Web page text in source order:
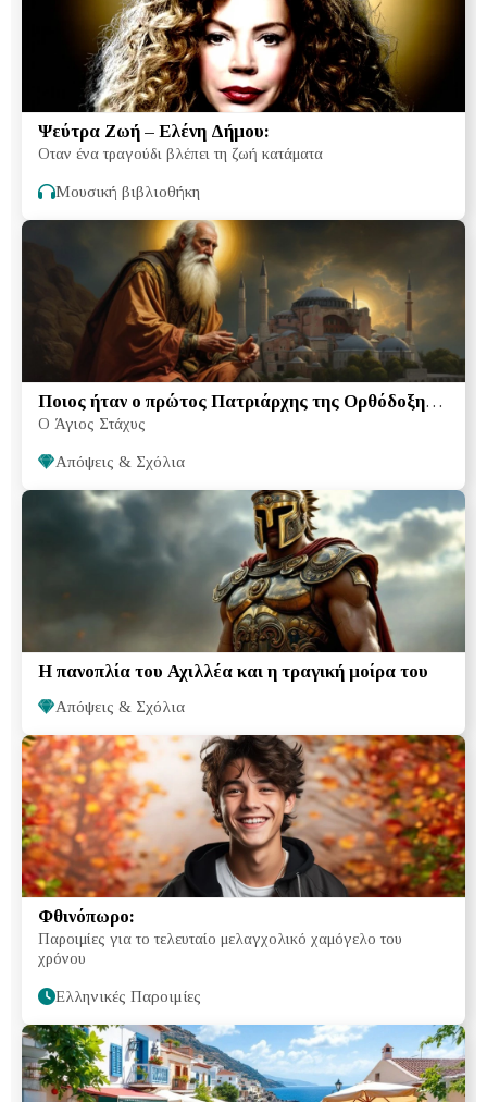
Ψεύτρα Ζωή – Ελένη Δήμου:
Οταν ένα τραγούδι βλέπει τη ζωή κατάματα
Μουσική βιβλιοθήκη
Ποιος ήταν ο πρώτος Πατριάρχης της Ορθόδοξης
Εκκλησίας:
O Άγιος Στάχυς
Απόψεις & Σχόλια
Η πανοπλία του Αχιλλέα και η τραγική μοίρα του
Απόψεις & Σχόλια
Φθινόπωρο:
Παροιμίες για το τελευταίο μελαγχολικό χαμόγελο του
χρόνου
Ελληνικές Παροιμίες